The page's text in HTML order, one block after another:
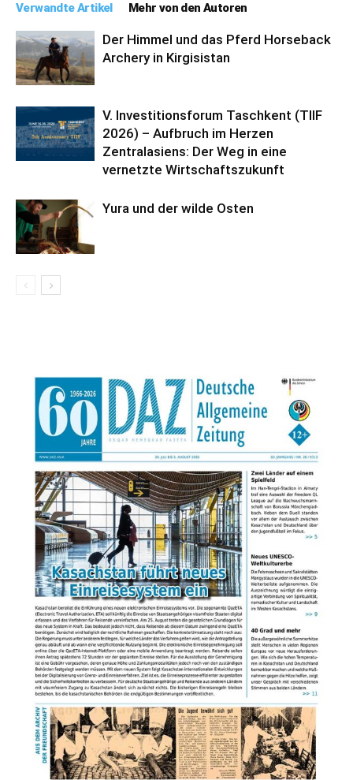
Verwandte Artikel Mehr von den Autoren
Der Himmel und das Pferd Horseback
Archery in Kirgisistan
V. Investitionsforum Taschkent (TIIF
2026) – Aufbruch im Herzen
Zentralasiens: Der Weg in eine
vernetzte Wirtschaftszukunft
Yura und der wilde Osten